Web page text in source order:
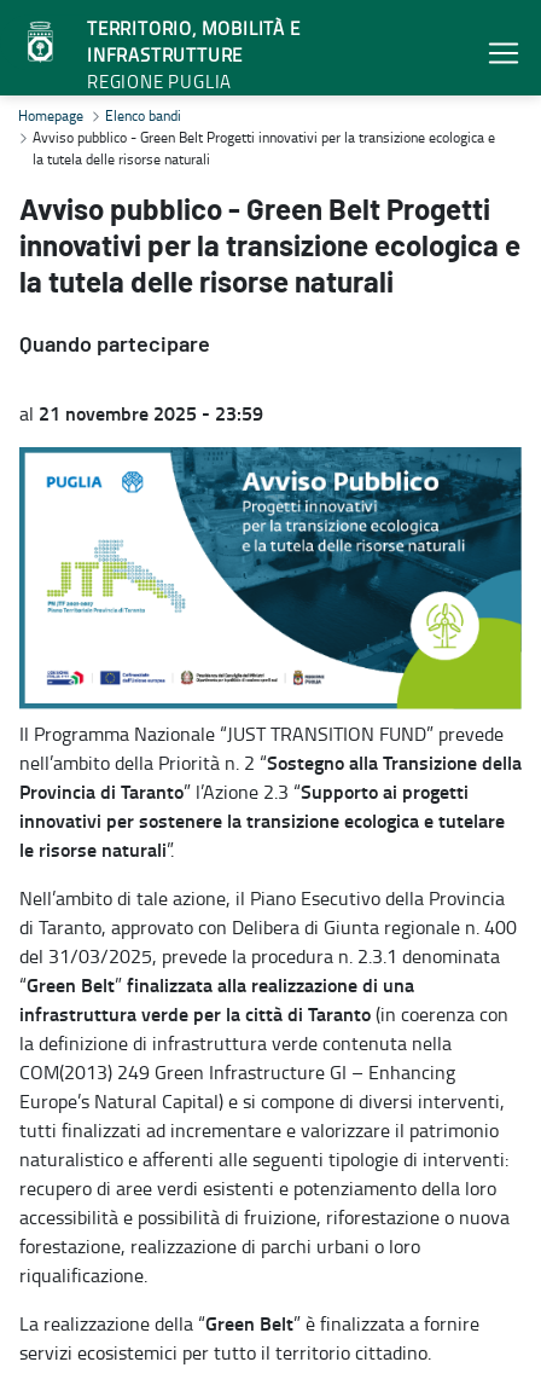
TERRITORIO, MOBILITÀ E
INFRASTRUTTURE
REGIONE PUGLIA
Avviso pubblico - Green Belt Progetti innovativi per la
Homepage
Elenco bandi
Avviso pubblico - Green Belt Progetti innovativi per la transizione ecologica e
la tutela delle risorse naturali
Avviso pubblico - Green Belt Progetti
innovativi per la transizione ecologica e
la tutela delle risorse naturali
Quando partecipare
al 21 novembre 2025 - 23:59
Il Programma Nazionale “JUST TRANSITION FUND” prevede
nell’ambito della Priorità n. 2 “Sostegno alla Transizione della
Provincia di Taranto” l’Azione 2.3 “Supporto ai progetti
innovativi per sostenere la transizione ecologica e tutelare
le risorse naturali”.
Nell’ambito di tale azione, il Piano Esecutivo della Provincia
di Taranto, approvato con Delibera di Giunta regionale n. 400
del 31/03/2025, prevede la procedura n. 2.3.1 denominata
“Green Belt”finalizzata alla realizzazione di una
infrastruttura verde per la città di Taranto(in coerenza con
la definizione di infrastruttura verde contenuta nella
COM(2013) 249 Green Infrastructure GI – Enhancing
Europe’s Natural Capital) e si compone di diversi interventi,
tutti finalizzati ad incrementare e valorizzare il patrimonio
naturalistico e afferenti alle seguenti tipologie di interventi:
recupero di aree verdi esistenti e potenziamento della loro
accessibilità e possibilità di fruizione, riforestazione o nuova
forestazione, realizzazione di parchi urbani o loro
riqualificazione.
La realizzazione della “Green Belt” è finalizzata a fornire
servizi ecosistemici per tutto il territorio cittadino.